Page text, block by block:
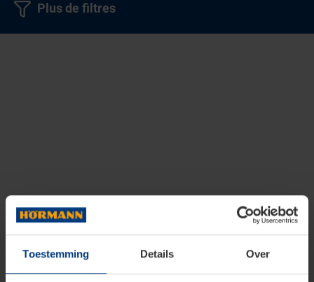
Toestemming Details Over
Plus de filtres